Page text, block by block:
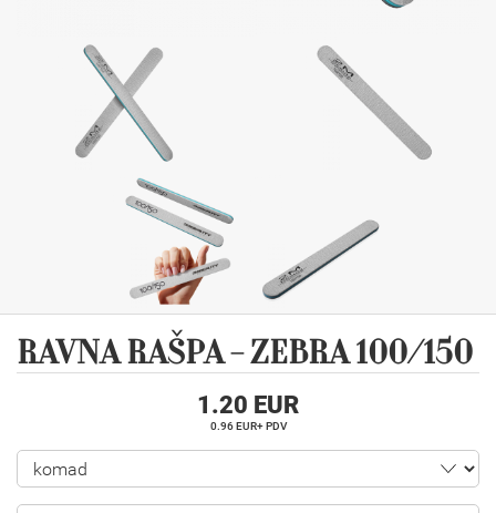
RAVNA RAŠPA - ZEBRA 100/150
1.20 EUR
0.96 EUR+ PDV